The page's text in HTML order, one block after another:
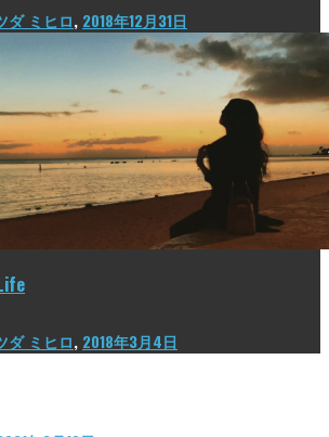
ダ ミヒロ, 2018年12月31日
ダ ミヒロ, 2018年3月4日